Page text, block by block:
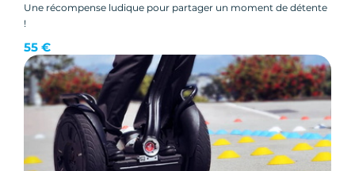
Une récompense ludique pour partager un moment de détente
!
55 €